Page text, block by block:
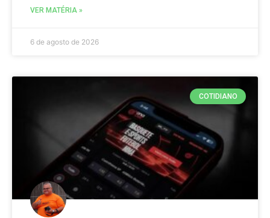
VER MATÉRIA »
6 de agosto de 2026
COTIDIANO